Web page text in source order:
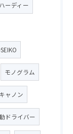
ハーディー
モノグラム
キャノン
ドライバー